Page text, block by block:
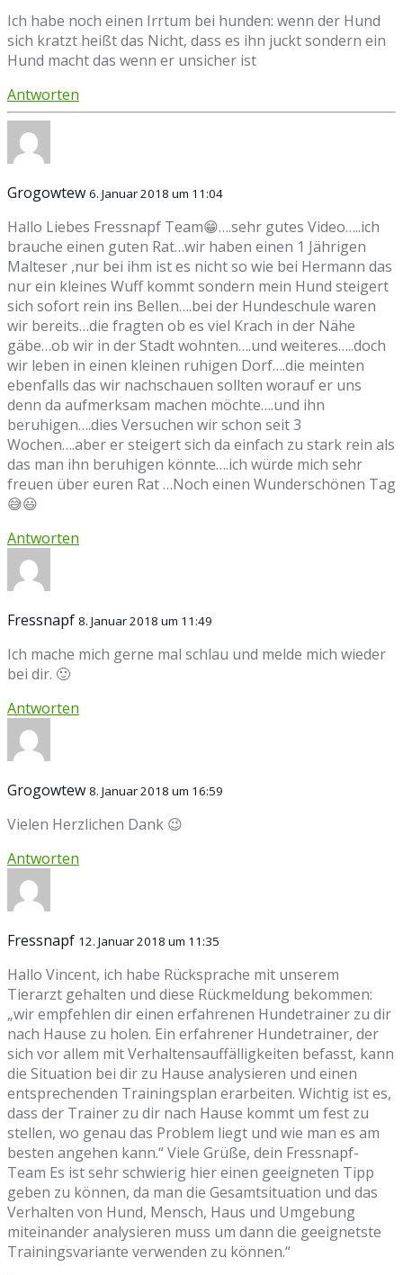
Ich habe noch einen Irrtum bei hunden: wenn der Hund
sich kratzt heißt das Nicht, dass es ihn juckt sondern ein
Hund macht das wenn er unsicher ist
Antworten
Grogowtew 6. Januar 2018 um 11:04
Hallo Liebes Fressnapf Team😁….sehr gutes Video…..ich
brauche einen guten Rat…wir haben einen 1 Jährigen
Malteser ,nur bei ihm ist es nicht so wie bei Hermann das
nur ein kleines Wuff kommt sondern mein Hund steigert
sich sofort rein ins Bellen….bei der Hundeschule waren
wir bereits…die fragten ob es viel Krach in der Nähe
gäbe…ob wir in der Stadt wohnten….und weiteres…..doch
wir leben in einen kleinen ruhigen Dorf….die meinten
ebenfalls das wir nachschauen sollten worauf er uns
denn da aufmerksam machen möchte….und ihn
beruhigen….dies Versuchen wir schon seit 3
Wochen….aber er steigert sich da einfach zu stark rein als
das man ihn beruhigen könnte….ich würde mich sehr
freuen über euren Rat …Noch einen Wunderschönen Tag
😅😃
Antworten
Fressnapf 8. Januar 2018 um 11:49
Ich mache mich gerne mal schlau und melde mich wieder
bei dir. 🙂
Antworten
Grogowtew 8. Januar 2018 um 16:59
Vielen Herzlichen Dank 😉
Antworten
Fressnapf 12. Januar 2018 um 11:35
Hallo Vincent, ich habe Rücksprache mit unserem
Tierarzt gehalten und diese Rückmeldung bekommen:
„wir empfehlen dir einen erfahrenen Hundetrainer zu dir
nach Hause zu holen. Ein erfahrener Hundetrainer, der
sich vor allem mit Verhaltensauffälligkeiten befasst, kann
die Situation bei dir zu Hause analysieren und einen
entsprechenden Trainingsplan erarbeiten. Wichtig ist es,
dass der Trainer zu dir nach Hause kommt um fest zu
stellen, wo genau das Problem liegt und wie man es am
besten angehen kann.“ Viele Grüße, dein Fressnapf-
Team Es ist sehr schwierig hier einen geeigneten Tipp
geben zu können, da man die Gesamtsituation und das
Verhalten von Hund, Mensch, Haus und Umgebung
miteinander analysieren muss um dann die geeignetste
Trainingsvariante verwenden zu können.“